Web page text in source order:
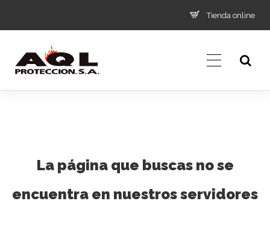
Tienda online
La página que buscas no se
encuentra en nuestros servidores